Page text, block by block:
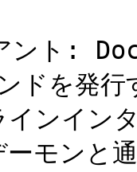
ト:
ドを発
ンイン
モンと